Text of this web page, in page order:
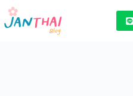
Skip
content